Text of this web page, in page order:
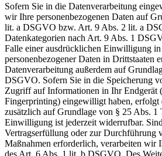
Sofern Sie in die Datenverarbeitung
wir Ihre personenbezogenen Daten auf
lit. a DSGVO bzw. Art. 9 Abs. 2 lit. a
Datenkategorien nach Art. 9 Abs. 1
Falle einer ausdrücklichen Einwilligung
personenbezogener Daten in Drittstaaten
Datenverarbeitung außerdem auf
DSGVO. Sofern Sie in die Speicherung
Zugriff auf Informationen in Ihr Endgerät
Fingerprinting) eingewilligt haben, erfolgt
zusätzlich auf Grundlage von § 25 Abs.
Einwilligung ist jederzeit widerrufbar.
Vertragserfüllung oder zur Durchführung
Maßnahmen erforderlich, verarbeiten wir
des Art. 6 Abs. 1 lit. b DSGVO. Des